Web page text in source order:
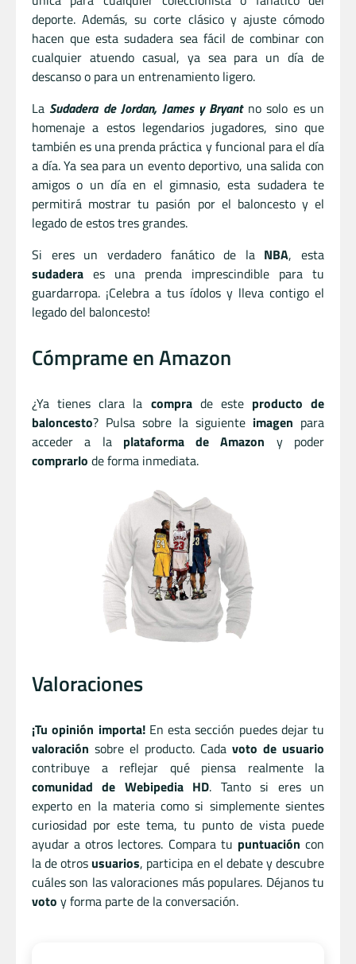
deporte. Además, su corte clásico y ajuste cómodo
hacen que esta sudadera sea fácil de combinar con
cualquier atuendo casual, ya sea para un día de
descanso o para un entrenamiento ligero.
La Sudadera de Jordan, James y Bryantno solo es un
homenaje a estos legendarios jugadores, sino que
también es una prenda práctica y funcional para el día
a día. Ya sea para un evento deportivo, una salida con
amigos o un día en el gimnasio, esta sudadera te
permitirá mostrar tu pasión por el baloncesto y el
legado de estos tres grandes.
Si eres un verdadero fanático de la NBA, esta
sudadera es una prenda imprescindible para tu
guardarropa. ¡Celebra a tus ídolos y lleva contigo el
legado del baloncesto!
Cómprame en Amazon
¿Ya tienes clara la comprade este producto de
baloncesto? Pulsa sobre la siguiente imagen para
acceder a la plataforma de Amazon y poder
comprarlo de forma inmediata.
Valoraciones
¡Tu opinión importa!En esta sección puedes dejar tu
valoración sobre el producto. Cada voto de usuario
contribuye a reflejar qué piensa realmente la
comunidad de Webipedia HD. Tanto si eres un
experto en la materia como si simplemente sientes
curiosidad por este tema, tu punto de vista puede
ayudar a otros lectores. Compara tu puntuación con
la de otros usuarios, participa en el debate y descubre
cuáles son las valoraciones más populares. Déjanos tu
voto y forma parte de la conversación.